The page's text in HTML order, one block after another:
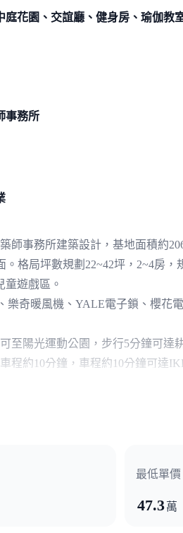
庭花園、交誼廳、健身房、瑜伽教
事務所
師事務所建築設計，基地面積約
格局坪數規劃22~42坪，2~4房，
遊戲區。
奇暖風機、YALE電子鎖、櫻花
至陽光運動公園，步行5分鐘可達
程約10分鐘，車程約10分鐘可達
路，輕鬆往來各縣市。
最低單價
47.3萬